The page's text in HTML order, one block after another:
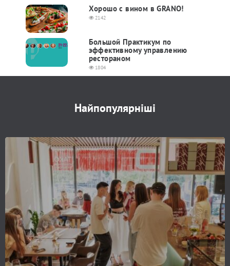
Хорошо с вином в GRANO!
2142
Большой Практикум по
эффективному управлению
рестораном
1804
Найпопулярніші